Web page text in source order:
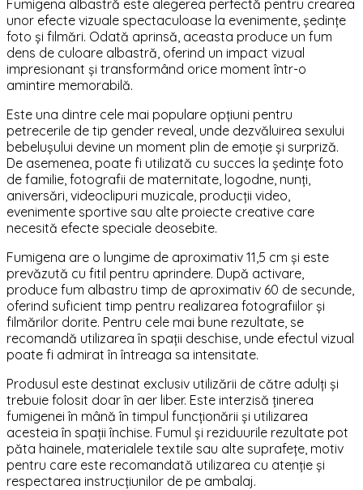
Fumigena albastră este alegerea perfectă pentru crearea
unor efecte vizuale spectaculoase la evenimente, ședințe
foto și filmări. Odată aprinsă, aceasta produce un fum
dens de culoare albastră, oferind un impact vizual
impresionant și transformând orice moment într-o
amintire memorabilă.
Este una dintre cele mai populare opțiuni pentru
petrecerile de tip gender reveal, unde dezvăluirea sexului
bebelușului devine un moment plin de emoție și surpriză.
De asemenea, poate fi utilizată cu succes la ședințe foto
de familie, fotografii de maternitate, logodne, nunți,
aniversări, videoclipuri muzicale, producții video,
evenimente sportive sau alte proiecte creative care
necesită efecte speciale deosebite.
Fumigena are o lungime de aproximativ 11,5 cm și este
prevăzută cu fitil pentru aprindere. După activare,
produce fum albastru timp de aproximativ 60 de secunde,
oferind suficient timp pentru realizarea fotografiilor și
filmărilor dorite. Pentru cele mai bune rezultate, se
recomandă utilizarea în spații deschise, unde efectul vizual
poate fi admirat în întreaga sa intensitate.
Produsul este destinat exclusiv utilizării de către adulți și
trebuie folosit doar în aer liber. Este interzisă ținerea
fumigenei în mână în timpul funcționării și utilizarea
acesteia în spații închise. Fumul și reziduurile rezultate pot
păta hainele, materialele textile sau alte suprafețe, motiv
pentru care este recomandată utilizarea cu atenție și
respectarea instrucțiunilor de pe ambalaj.